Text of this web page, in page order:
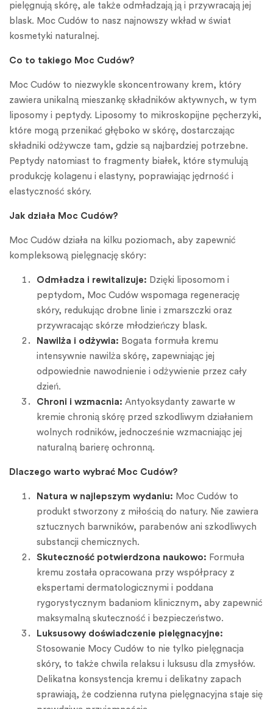
pielęgnują skórę, ale także odmładzają ją i przywracają jej
blask. Moc Cudów to nasz najnowszy wkład w świat
kosmetyki naturalnej.
Co to takiego Moc Cudów?
Moc Cudów to niezwykle skoncentrowany krem, który
zawiera unikalną mieszankę składników aktywnych, w tym
liposomy i peptydy. Liposomy to mikroskopijne pęcherzyki,
które mogą przenikać głęboko w skórę, dostarczając
składniki odżywcze tam, gdzie są najbardziej potrzebne.
Peptydy natomiast to fragmenty białek, które stymulują
produkcję kolagenu i elastyny, poprawiając jędrność i
elastyczność skóry.
Jak działa Moc Cudów?
Moc Cudów działa na kilku poziomach, aby zapewnić
kompleksową pielęgnację skóry:
Odmładza i rewitalizuje: Dzięki liposomom i
peptydom, Moc Cudów wspomaga regenerację
skóry, redukując drobne linie i zmarszczki oraz
przywracając skórze młodzieńczy blask.
Nawilża i odżywia: Bogata formuła kremu
intensywnie nawilża skórę, zapewniając jej
odpowiednie nawodnienie i odżywienie przez cały
dzień.
Chroni i wzmacnia: Antyoksydanty zawarte w
kremie chronią skórę przed szkodliwym działaniem
wolnych rodników, jednocześnie wzmacniając jej
naturalną barierę ochronną.
Dlaczego warto wybrać Moc Cudów?
Natura w najlepszym wydaniu: Moc Cudów to
produkt stworzony z miłością do natury. Nie zawiera
sztucznych barwników, parabenów ani szkodliwych
substancji chemicznych.
Skuteczność potwierdzona naukowo: Formuła
kremu została opracowana przy współpracy z
ekspertami dermatologicznymi i poddana
rygorystycznym badaniom klinicznym, aby zapewnić
maksymalną skuteczność i bezpieczeństwo.
Luksusowy doświadczenie pielęgnacyjne:
Stosowanie Mocy Cudów to nie tylko pielęgnacja
skóry, to także chwila relaksu i luksusu dla zmysłów.
Delikatna konsystencja kremu i delikatny zapach
sprawiają, że codzienna rutyna pielęgnacyjna staje się